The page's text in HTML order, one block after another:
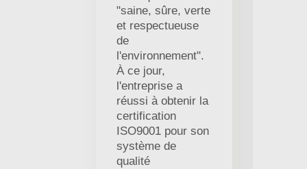
"saine, sûre, verte
et respectueuse
de
l'environnement".
À ce jour,
l'entreprise a
réussi à obtenir la
certification
ISO9001 pour son
système de
qualité